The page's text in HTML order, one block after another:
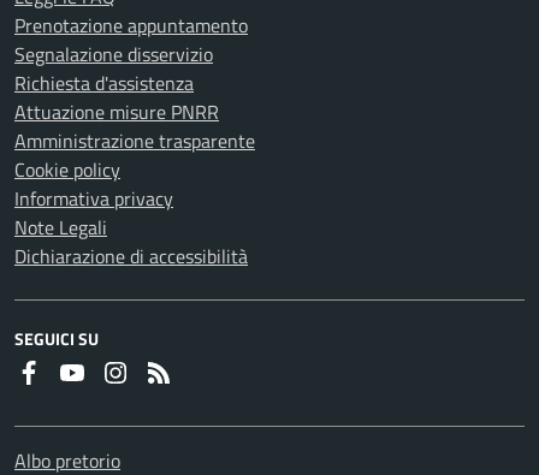
Prenotazione appuntamento
Segnalazione disservizio
Richiesta d'assistenza
Attuazione misure PNRR
Amministrazione trasparente
Cookie policy
Informativa privacy
Note Legali
Dichiarazione di accessibilità
SEGUICI SU
FaceboookYoutubeInstagram
Albo pretorio